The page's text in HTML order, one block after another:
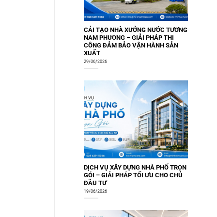
CẢI TẠO NHÀ XƯỞNG NƯỚC TƯƠNG
NAM PHƯƠNG – GIẢI PHÁP THI
CÔNG ĐẢM BẢO VẬN HÀNH SẢN
XUẤT
29/06/2026
DỊCH VỤ XÂY DỰNG NHÀ PHỐ TRỌN
GÓI – GIẢI PHÁP TỐI ƯU CHO CHỦ
ĐẦU TƯ
19/06/2026